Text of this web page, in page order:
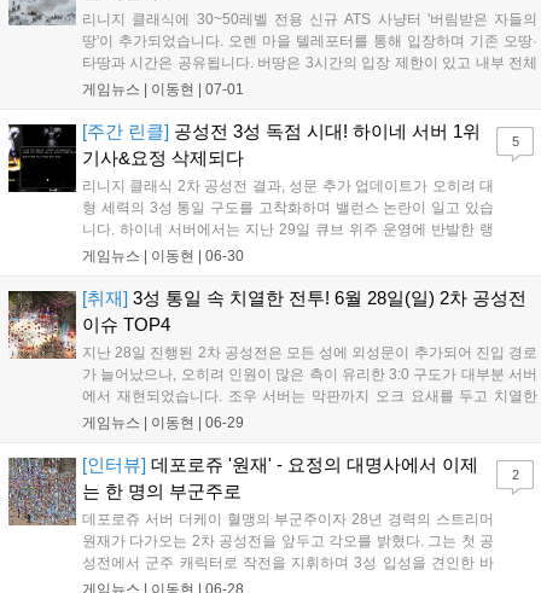
리니지 클래식에 30~50레벨 전용 신규 ATS 사냥터 '버림받은 자들의
땅'이 추가되었습니다. 오렌 마을 텔레포터를 통해 입장하며 기존 오땅·
타땅과 시간은 공유됩니다. 버땅은 3시간의 입장 제한이 있고 내부 전체
가 컴뱃존으로 운영되어 몬스터 사망 시 경험치 손실이 발생하므로 주의
선되었으나, 높은 인구 밀도와 컴뱃존의 위험성을 고려해 모니터링이 권
장됩니다....
게임뉴스 | 이동현 07-01
[주간 린클] 공성전 3성 독점 시대! 하이네 서버 1위
기사&요정 삭제되다
리니지 클래식 2차 공성전 결과, 성문 추가 업데이트가 오히려 대
형 세력의 3성 통일 구도를 고착화하며 밸런스 논란이 일고 있습
니다. 하이네 서버에서는 지난 29일 큐브 위주 운영에 반발한 랭
킹 1위 캐릭터의 삭제식이 생중계되는 등 게임 방향성에 대한 유
현상과 구독 인증 오류로 접속이 차단되는 문제가 발생해 이용자
들이 큰 불편을 겪고 있으며, 이에 대한 운영진의 신속한 원인 규
명과 공지가 요구되는 상황입니다....
게임뉴스 | 이동현 06-30
5
[취재] 3성 통일 속 치열한 전투! 6월 28일(일) 2차 공성전
이슈 TOP4
지난 28일 진행된 2차 공성전은 모든 성에 외성문이 추가되어 진입 경로
가 늘어났으나, 오히려 인원이 많은 측이 유리한 3:0 구도가 대부분 서버
에서 재현되었습니다. 조우 서버는 막판까지 오크 요새를 두고 치열한
접전을 벌인 끝에 빅연합이 승리했고, 데포로쥬는 똘만케 연합이, 이실
합이 오크 요새 대난전 끝에 3성 수성에 성공하며 이번 공성전은 전반적
으로 기존 강세 연합들의 독주가 이어지는 결과로 마무리되었습니다....
게임뉴스 | 이동현 06-29
[인터뷰] 데포로쥬 '원재' - 요정의 대명사에서 이제
는 한 명의 부군주로
데포로쥬 서버 더케이 혈맹의 부군주이자 28년 경력의 스트리머
원재가 다가오는 2차 공성전을 앞두고 각오를 밝혔다. 그는 첫 공
성전에서 군주 캐릭터로 작전을 지휘하며 3성 입성을 견인한 바
있다. 이번 2차 공성전에서는 성문 추가라는 새로운 변수를 대비
2